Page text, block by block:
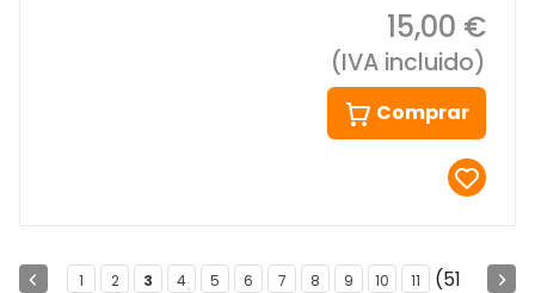
15,00 €
(IVA incluido)
Comprar
1 2 3 4 5 6 7 8 9 10 11
(51